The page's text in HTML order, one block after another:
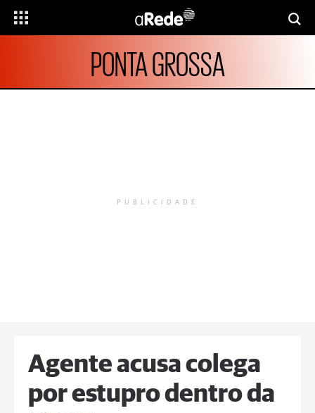
PONTA GROSSA
PUBLICIDADE
Agente acusa colega
por estupro dentro da